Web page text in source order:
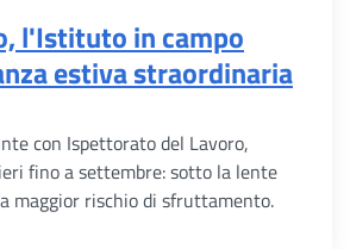
l'Istituto in campo
estiva straordinaria
con Ispettorato del Lavoro,
fino a settembre: sotto la lente
maggior rischio di sfruttamento.